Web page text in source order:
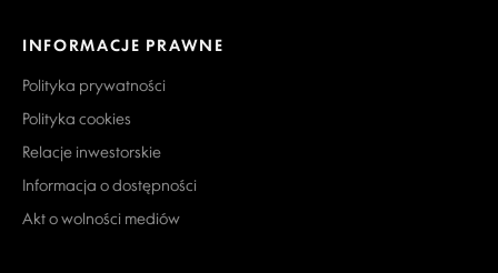
INFORMACJE PRAWNE
Polityka prywatności
Polityka cookies
Relacje inwestorskie
Informacja o dostępności
Akt o wolności mediów